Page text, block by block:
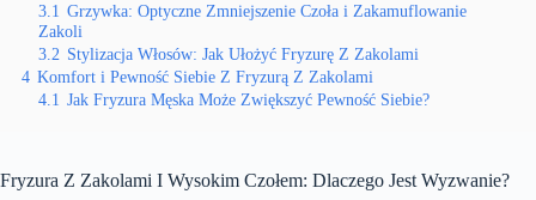
3.1 Grzywka: Optyczne Zmniejszenie Czoła i Zakamuflowanie
Zakoli
3.2 Stylizacja Włosów: Jak Ułożyć Fryzurę Z Zakolami
4 Komfort i Pewność Siebie Z Fryzurą Z Zakolami
4.1 Jak Fryzura Męska Może Zwiększyć Pewność Siebie?
Fryzura Z Zakolami I Wysokim Czołem: Dlaczego Jest Wyzwanie?